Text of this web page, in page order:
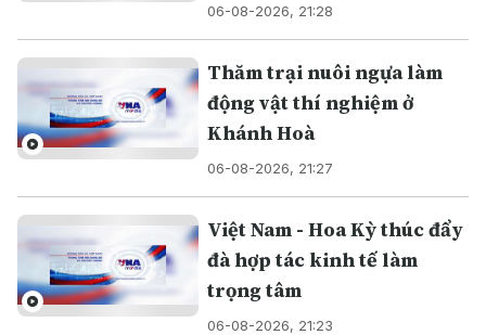
06-08-2026, 21:28
Thăm trại nuôi ngựa làm
động vật thí nghiệm ở
Khánh Hoà
06-08-2026, 21:27
Việt Nam - Hoa Kỳ thúc đẩy
đà hợp tác kinh tế làm
trọng tâm
06-08-2026, 21:23